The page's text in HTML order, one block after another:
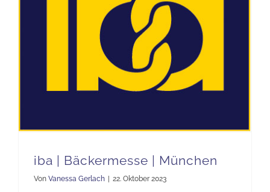
iba | Bäckermesse | München
Von Vanessa Gerlach 22. Oktober 2023